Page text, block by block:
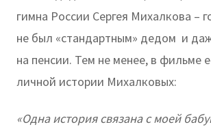
гимна России Сергея Михалкова –
не был «стандартным» дедом и
на пенсии. Тем не менее, в фильме
личной истории Михалковых:
«Одна история связана с моей